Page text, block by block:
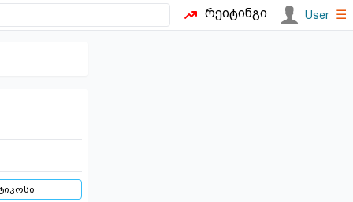
რეიტინგი User ☰